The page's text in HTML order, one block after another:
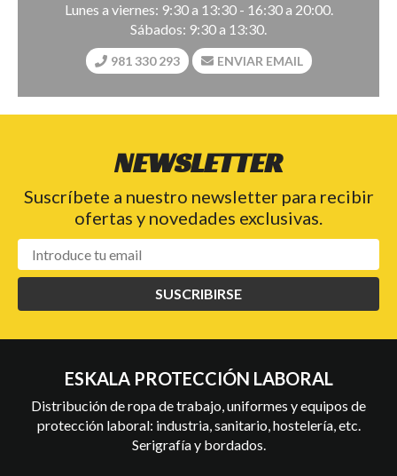
Lunes a viernes: 9:30 a 13:30 - 16:30 a 20:00.
Sábados: 9:30 a 13:30.
981 330 293 ENVIAR EMAIL
NEWSLETTER
Suscríbete a nuestro newsletter para recibir
ofertas y novedades exclusivas.
SUSCRIBIRSE
ESKALA PROTECCIÓN LABORAL
Distribución de ropa de trabajo, uniformes y equipos de
protección laboral: industria, sanitario, hostelería, etc.
Serigrafía y bordados.